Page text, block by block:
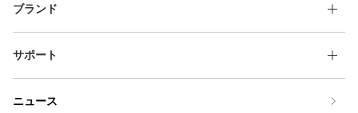
ブランド
サポート
ニュース